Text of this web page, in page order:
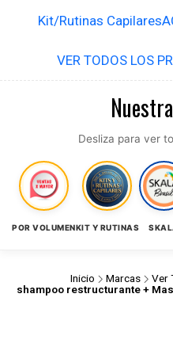
Kit/Rutinas Capilares
VER TODOS LOS
Desliza para ver
POR VOLUMENKIT Y RUTINAS
Inicio Marcas
Ver
shampoo restructurante +